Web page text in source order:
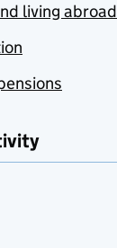
living abroad